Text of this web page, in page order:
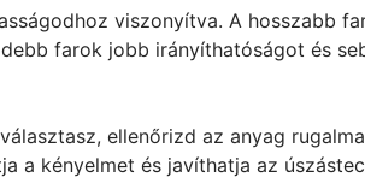
viszonyítva. A hosszabb
farok jobb irányíthatóságot és
ellenőrizd az anyag
a kényelmet és javíthatja az